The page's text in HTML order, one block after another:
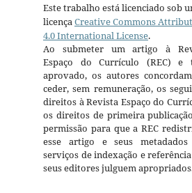
Este trabalho está licenciado sob
licençaCreative Commons
4.0 International License.
Ao submeter um artigo à
Espaço do Currículo (REC) e
aprovado, os autores
ceder, sem remuneração, os
direitos à Revista Espaço do
os direitos de primeira
permissão para que a REC
esse artigo e seus metadados
serviços de indexação e
seus editores julguem